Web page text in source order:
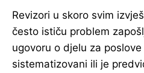
Revizori u skoro svim
često ističu problem
ugovoru o djelu za
sistematizovani ili je